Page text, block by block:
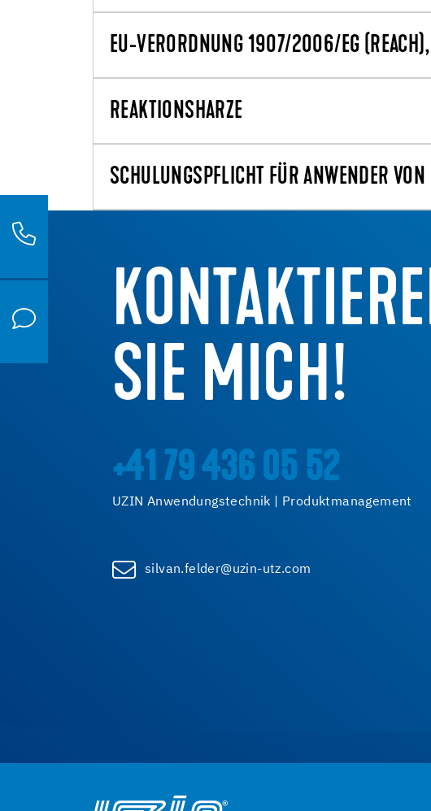
EU-VERORDNUNG 1907/2006/EG
REAKTIONSHARZE
SCHULUNGSPFLICHT FÜR ANWENDER
SIE MICH!
+41 79 436 05 52
UZIN Anwendungstechnik | Produktmanagement
silvan.felder@uzin-utz.com